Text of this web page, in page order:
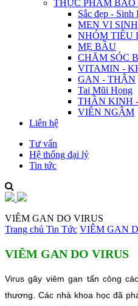
THỰC PHẨM BẢO
Sắc đẹp - Sinh
MEN VI
NHÓM TIÊU
MẸ BẦU
CHĂM SÓC
VITAMIN -
GAN - THẬN
Tai Mũi Họng
THẦN KINH
VIÊN NGẬM
Liên hệ
Tư vấn
Hệ thống đại lý
Tin tức
VIÊM GAN DO VIRUS
Trang chủ Tin Tức VIÊM GAN
VIÊM GAN DO VIRUS
Virus gây viêm gan tấn công
thương. Các nhà khoa học đã